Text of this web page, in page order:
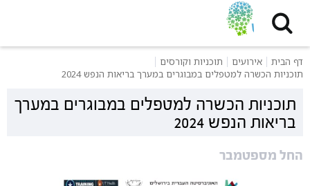
דף הבית אירועים
תוכניות וקורסים
תוכניות הכשרה למטפלים במבוגרים במערך בריאות הנפש 2024
תוכניות הכשרה למטפלים במבוגרים במערך
בריאות הנפש 2024
החל מספטמבר